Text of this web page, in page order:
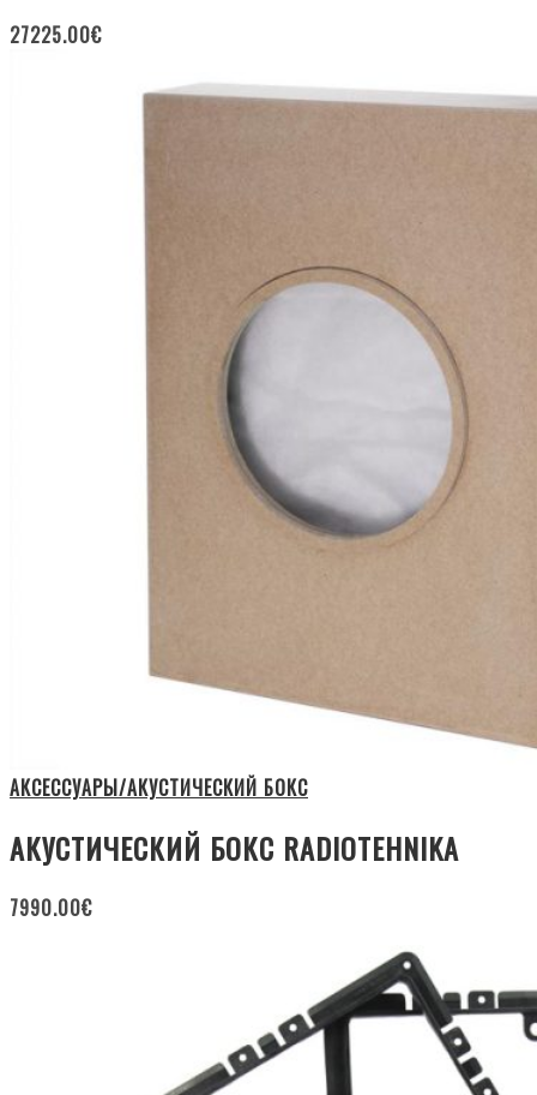
27225.00€
АКСЕССУАРЫ/АКУСТИЧЕСКИЙ БОКС
АКУСТИЧЕСКИЙ БОКС RADIOTEHNIKA
7990.00€